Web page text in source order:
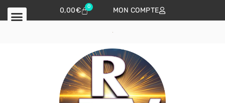
0,00€ 0 MON COMPTE